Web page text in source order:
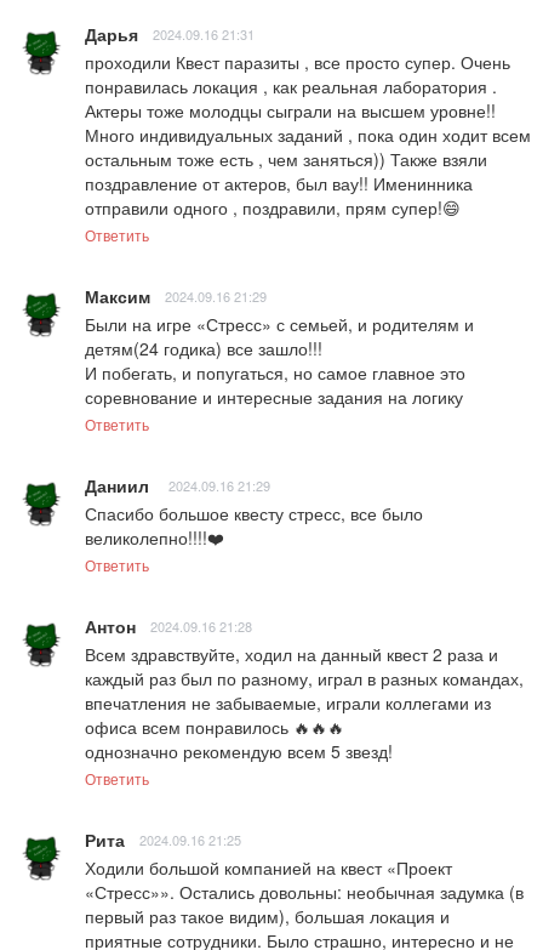
Дарья 2024.09.16 21:31
проходили Квест паразиты , все просто супер. Очень
понравилась локация , как реальная лаборатория .
Актеры тоже молодцы сыграли на высшем уровне!!
Много индивидуальных заданий , пока один ходит всем
остальным тоже есть , чем заняться)) Также взяли
поздравление от актеров, был вау!! Именинника
отправили одного , поздравили, прям супер!😄
Ответить
Максим 2024.09.16 21:29
Были на игре «Стресс» с семьей, и родителям и
детям(24 годика) все зашло!!!
И побегать, и попугаться, но самое главное это
соревнование и интересные задания на логику
Ответить
Даниил 2024.09.16 21:29
Спасибо большое квесту стресс, все было
великолепно!!!!❤️
Ответить
Антон 2024.09.16 21:28
Всем здравствуйте, ходил на данный квест 2 раза и
каждый раз был по разному, играл в разных командах,
впечатления не забываемые, играли коллегами из
офиса всем понравилось 🔥🔥🔥
однозначно рекомендую всем 5 звезд!
Ответить
Рита 2024.09.16 21:25
Ходили большой компанией на квест «Проект
«Стресс»». Остались довольны: необычная задумка (в
первый раз такое видим), большая локация и
приятные сотрудники. Было страшно, интересно и не